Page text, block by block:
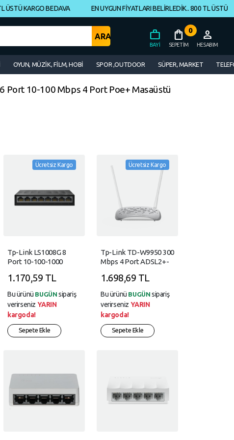
KARGO BEDAVA EN UYGUN FİYATLARI BELİRLEDİK.. 800 TL ÜSTÜ
work
BAYI
shopping_bag 0
SEPETIM
person
HESABIM
OYUN, MÜZİK, FİLM, HOBİ SPOR ,OUTDOOR SÜPER, MARKET
Port 10-100 Mbps 4 Port Poe+ Masaüstü
Ücretsiz Kargo
Tp-Link LS1008G 8
Port 10-100-1000
Kasa
1.170,59 TL
Bu ürünü BUGÜN sipariş
verirseniz YARIN
kargoda!
Sepete Ekle
Ücretsiz Kargo
Tp-Link TD-W9950 300
Mbps 4 Port ADSL2+-
Modem
1.698,69 TL
Bu ürünü BUGÜN sipariş
verirseniz YARIN
kargoda!
Sepete Ekle